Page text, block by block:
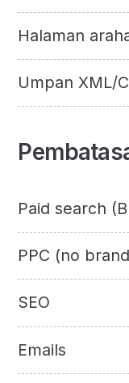
Halaman
Umpan XML/
Paid search
PPC (no
SEO
Emails